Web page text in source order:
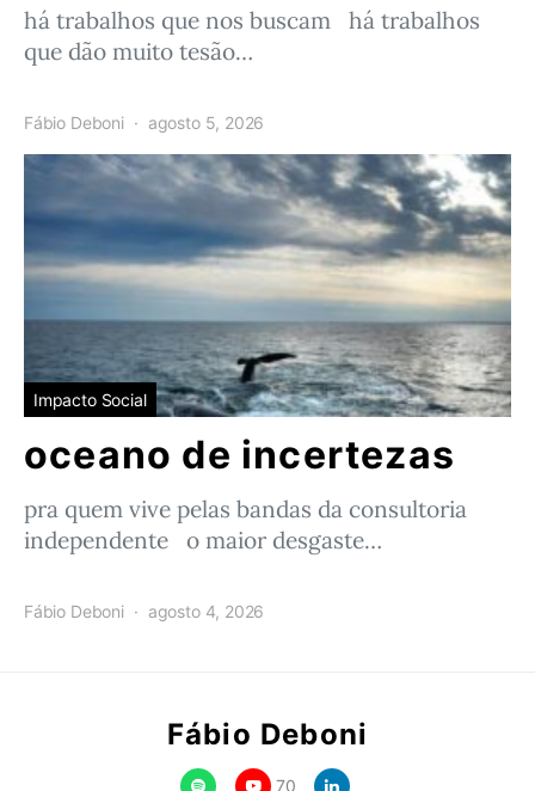
há trabalhos que nos buscam há trabalhos
que dão muito tesão…
Fábio Deboni agosto 5, 2026
Impacto Social
oceano de incertezas
pra quem vive pelas bandas da consultoria
independente o maior desgaste…
Fábio Deboni agosto 4, 2026
Fábio Deboni
70